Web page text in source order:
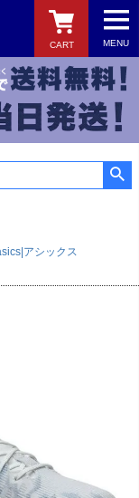
MENU
CART
アシックス